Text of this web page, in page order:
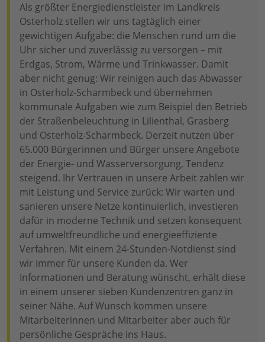
Als größter Energiedienstleister im Landkreis
Osterholz stellen wir uns tagtäglich einer
gewichtigen Aufgabe: die Menschen rund um die
Uhr sicher und zuverlässig zu versorgen – mit
Erdgas, Strom, Wärme und Trinkwasser. Damit
aber nicht genug: Wir reinigen auch das Abwasser
in Osterholz-Scharmbeck und übernehmen
kommunale Aufgaben wie zum Beispiel den Betrieb
der Straßenbeleuchtung in Lilienthal, Grasberg
und Osterholz-Scharmbeck. Derzeit nutzen über
65.000 Bürgerinnen und Bürger unsere Angebote
der Energie- und Wasserversorgung, Tendenz
steigend. Ihr Vertrauen in unsere Arbeit zahlen wir
mit Leistung und Service zurück: Wir warten und
sanieren unsere Netze kontinuierlich, investieren
dafür in moderne Technik und setzen konsequent
auf umweltfreundliche und energieeffiziente
Verfahren. Mit einem 24-Stunden-Notdienst sind
wir immer für unsere Kunden da. Wer
Informationen und Beratung wünscht, erhält diese
in einem unserer sieben Kundenzentren ganz in
seiner Nähe. Auf Wunsch kommen unsere
Mitarbeiterinnen und Mitarbeiter aber auch für
persönliche Gespräche ins Haus.